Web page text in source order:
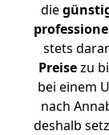
die
stets
Preisezu
bei einem
nach
deshalb